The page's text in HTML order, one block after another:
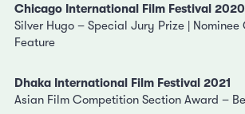
Chicago International Film Festival 2020
Silver Hugo – Special Jury Prize | Nominee
Feature
Dhaka International Film Festival 2021
Asian Film Competition Section Award –